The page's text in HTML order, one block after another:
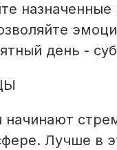
день -
Лучше в